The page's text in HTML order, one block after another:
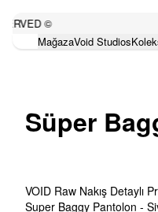
©
MağazaVoid Studios
Süper
VOID Raw Nakış Detaylı
Super Baggy Pantolon -